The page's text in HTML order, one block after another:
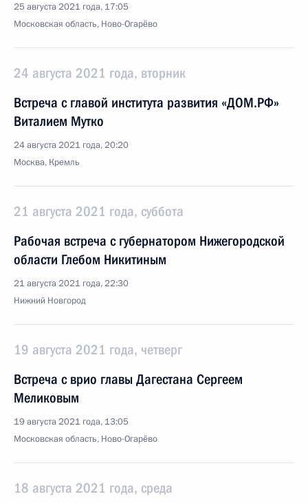
25 августа 2021 года, 17:05
Московская область, Ново-Огарёво
24 августа 2021 года, вторник
Встреча с главой института развития «ДОМ.РФ»
Виталием Мутко
24 августа 2021 года, 20:20
Москва, Кремль
21 августа 2021 года, суббота
Рабочая встреча с губернатором Нижегородской
области Глебом Никитиным
21 августа 2021 года, 22:30
Нижний Новгород
19 августа 2021 года, четверг
Встреча с врио главы Дагестана Сергеем
Меликовым
19 августа 2021 года, 13:05
Московская область, Ново-Огарёво
18 августа 2021 года, среда